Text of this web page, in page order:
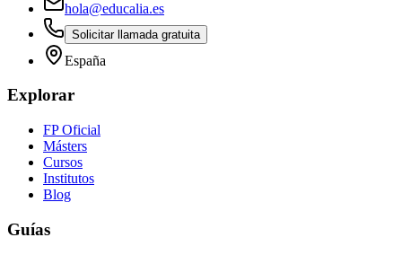
hola@educalia.es
Solicitar llamada gratuita
España
Explorar
FP Oficial
Másters
Cursos
Institutos
Blog
Guías